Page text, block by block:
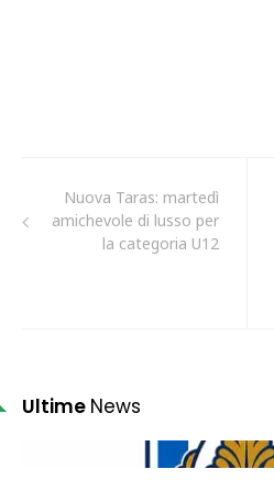
Nuova Taras: martedì
amichevole di lusso per
la categoria U12
Ultime News